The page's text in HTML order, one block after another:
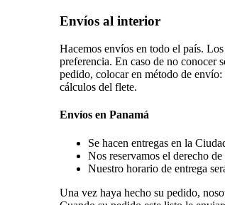
Envíos al interior
Hacemos envíos en todo el país.
preferencia. En caso de no conocer
pedido, colocar en método de
cálculos del flete.
Envíos en Panamá
Se hacen entregas en la
Nos reservamos el derecho
Nuestro horario de entrega
Una vez haya hecho su pedido,